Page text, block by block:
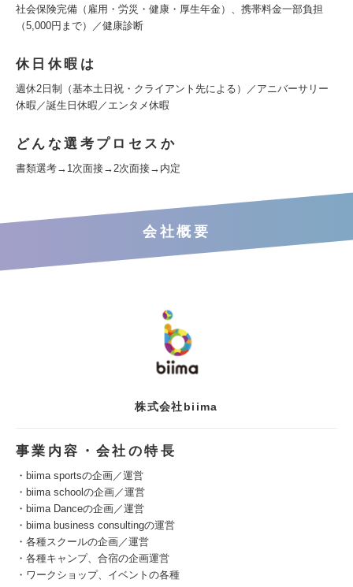
社会保険完備（雇用・労災・健康・厚生年金）、携帯料金一部負担
（5,000円まで）／健康診断
休日休暇は
週休2日制（基本土日祝・クライアント先による）／アニバーサリー
休暇／誕生日休暇／エンタメ休暇
どんな選考プロセスか
書類選考→1次面接→2次面接→内定
会社概要
株式会社biima
事業内容・会社の特長
・biima sportsの企画／運営
・biima schoolの企画／運営
・biima Danceの企画／運営
・biima business consultingの運営
・各種スクールの企画／運営
・各種キャンプ、合宿の企画運営
・ワークショップ、イベントの各種